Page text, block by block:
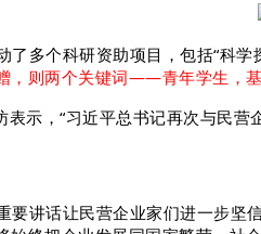
了多个科研资助项目，包括“科
，则两个关键词——青年学生，
表示，“习近平总书记再次与民营
要讲话让民营企业家们进一步坚